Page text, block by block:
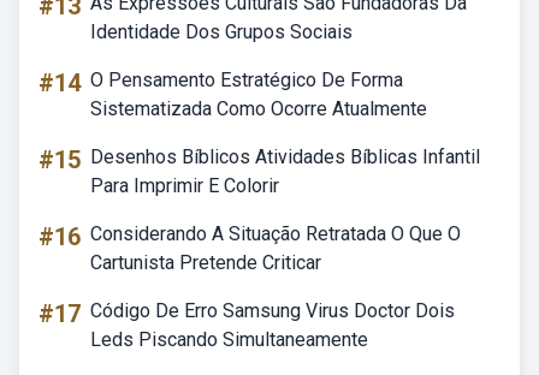
#13
Identidade Dos Grupos Sociais
#14 O Pensamento Estratégico De Forma
Sistematizada Como Ocorre Atualmente
#15 Desenhos Bíblicos Atividades Bíblicas Infantil
Para Imprimir E Colorir
#16 Considerando A Situação Retratada O Que O
Cartunista Pretende Criticar
#17 Código De Erro Samsung Virus Doctor Dois
Leds Piscando Simultaneamente